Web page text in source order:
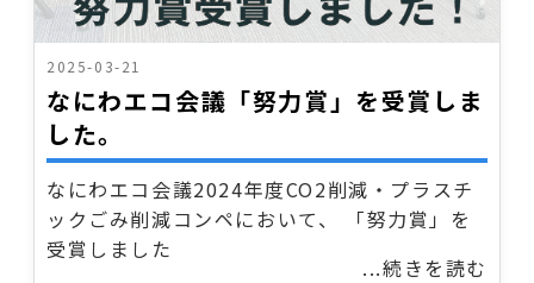
2025-03-21
なにわエコ会議「努力賞」を受賞しま
した。
なにわエコ会議2024年度CO2削減・プラスチ
ックごみ削減コンペにおいて、 「努力賞」を
受賞しました
...続きを読む